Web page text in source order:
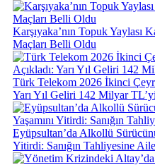
Karşıyaka’nın Topuk Yaylası
Maçları Belli Oldu
Türk Telekom 2026 İkinci
Yarı Yıl Geliri 142 Milyar
Eyüpsultan’da Alkollü
Yitirdi: Sanığın Tahliyesine